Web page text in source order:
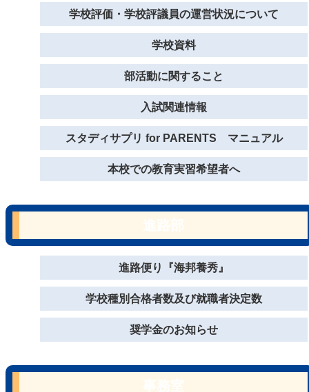
学校評価・学校評議員の運営状況について
学校資料
部活動に関すること
入試関連情報
スタディサプリ for PARENTS マニュアル
本校での教育実習希望者へ
進路便り『海邦養秀』
学校種別合格者数及び就職者決定数
奨学金のお知らせ